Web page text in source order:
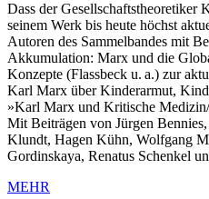
Dass der Gesellschaftstheoretiker
seinem Werk bis heute höchst
Autoren des Sammelbandes mit
Akkumulation: Marx und die
Konzepte (Flassbeck u. a.) zur
Karl Marx über Kinderarmut,
»Karl Marx und Kritische
Mit Beiträgen von Jürgen
Klundt, Hagen Kühn, Wolfgang
Gordinskaya, Renatus Schenkel
MEHR